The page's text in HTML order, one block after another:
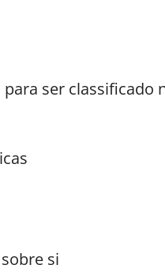
ser classificado
si